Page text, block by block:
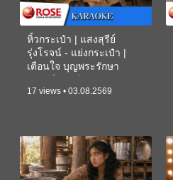
หิ้วกระเป๋า | แสงสุรีย์
รุ่งโรจน์ - แย่งกระเป๋า |
เตือนใจ บุญพระรักษา
17 views • 03.08.2569